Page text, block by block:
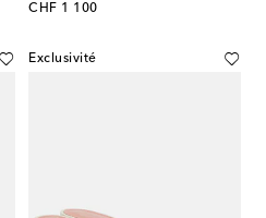
CHF 1 100
original price
Exclusivité